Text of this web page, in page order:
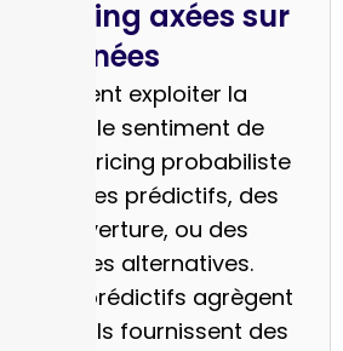
trading axées sur
les données
peuvent exploiter la
le sentiment de
et le pricing probabiliste
modèles prédictifs, des
de couverture, ou des
données alternatives.
prédictifs agrègent
ils fournissent des